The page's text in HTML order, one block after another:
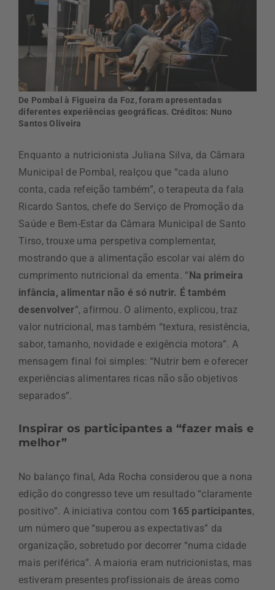
De Pombal à Figueira da Foz, foram apresentadas
diferentes experiências geográficas. Créditos: Nuno
Santos Oliveira
Enquanto a nutricionista Juliana Silva, da Câmara
Municipal de Pombal, realçou que “cada aluno
conta, cada refeição também”, o terapeuta da fala
Ricardo Santos, chefe do Serviço de Promoção da
Saúde e Bem-Estar da Câmara Municipal de Santo
Tirso, trouxe uma perspetiva complementar,
mostrando que a alimentação escolar vai além do
cumprimento nutricional da ementa. “Na primeira
infância, alimentar não é só nutrir. É também
desenvolver”, afirmou. O alimento, explicou, traz
valor nutricional, mas também “textura, resistência,
sabor, tamanho, novidade e exigência motora”. A
mensagem final foi simples: “Nutrir bem e oferecer
experiências alimentares ricas não são objetivos
separados”.
Inspirar os participantes a “fazer mais e
melhor”
No balanço final, Ada Rocha considerou que a nona
edição do congresso teve um resultado “claramente
positivo”. A iniciativa contou com 165 participantes,
um número que “superou as expectativas” da
organização, sobretudo por decorrer “numa cidade
mais periférica”. A maioria eram nutricionistas, mas
estiveram presentes profissionais de áreas como